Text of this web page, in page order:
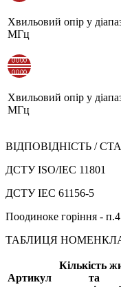
Хвильовий опір у
МГц
Хвильовий опір у
МГц
ВІДПОВІДНІСТЬ /
ДСТУ ISO/IEC 11801
ДСТУ IEC 61156-5
Поодиноке горіння -
ТАБЛИЦЯ
Артикул
Кількість
та